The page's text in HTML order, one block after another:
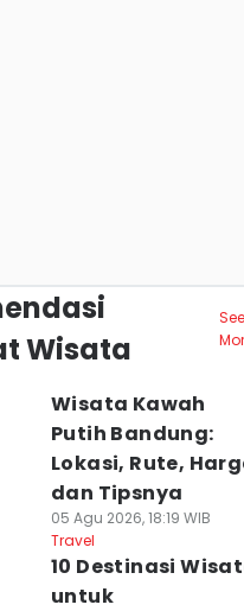
Wisata
See
Wisata Kawah
Putih Bandung:
Lokasi, Rute,
dan Tipsnya
05 Agu 2026, 18:19 WIB
Travel
10 Destinasi
untuk